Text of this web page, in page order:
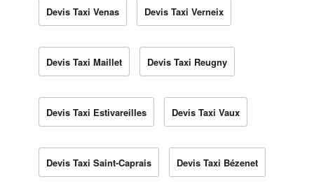
Devis Taxi Venas Devis Taxi Verneix
Devis Taxi Maillet Devis Taxi Reugny
Devis Taxi Estivareilles Devis Taxi Vaux
Devis Taxi Saint-Caprais Devis Taxi Bézenet